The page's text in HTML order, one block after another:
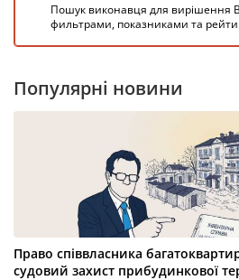
Пошук виконавця для вирішення
фильтрами, показниками та
Популярні новини
Право співвласника
судовий захист прибудинкової